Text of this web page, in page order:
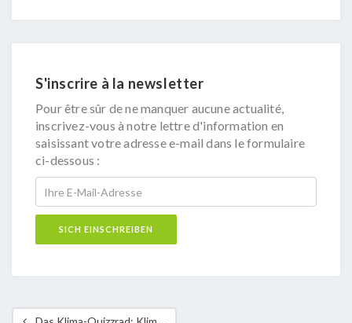
S'inscrire à la newsletter
Pour être sûr de ne manquer aucune actualité,
inscrivez-vous à notre lettre d'information en
saisissant votre adresse e-mail dans le formulaire
ci-dessous :